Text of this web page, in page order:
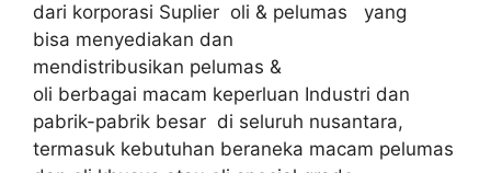
dari korporasi Suplier oli & pelumas yang
bisa menyediakan dan
mendistribusikan pelumas &
oli berbagai macam keperluan Industri dan
pabrik-pabrik besar di seluruh nusantara,
termasuk kebutuhan beraneka macam pelumas